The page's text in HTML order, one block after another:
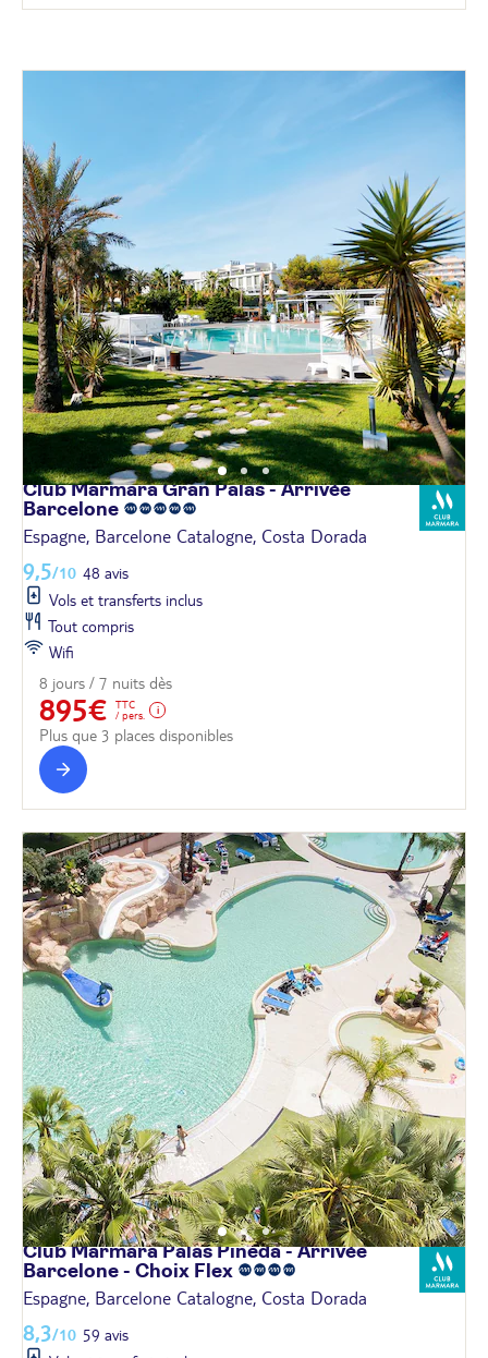
Club Marmara Gran Palas - Arrivée
Barcelone
Espagne, Barcelone Catalogne, Costa Dorada
9,5/10 48 avis
Vols et transferts inclus
Tout compris
Wifi
8 jours / 7 nuits dès
895€
TTC
/ pers.
Plus que 3 places disponibles
Club Marmara Palas Pineda - Arrivée
Barcelone - Choix Flex
Espagne, Barcelone Catalogne, Costa Dorada
8,3/10 59 avis